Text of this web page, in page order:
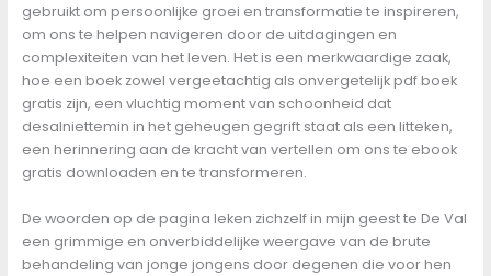
gebruikt om persoonlijke groei en transformatie te inspireren,
om ons te helpen navigeren door de uitdagingen en
complexiteiten van het leven. Het is een merkwaardige zaak,
hoe een boek zowel vergeetachtig als onvergetelijk pdf boek
gratis zijn, een vluchtig moment van schoonheid dat
desalniettemin in het geheugen gegrift staat als een litteken,
een herinnering aan de kracht van vertellen om ons te ebook
gratis downloaden en te transformeren.
De woorden op de pagina leken zichzelf in mijn geest te De Val
een grimmige en onverbiddelijke weergave van de brute
behandeling van jonge jongens door degenen die voor hen